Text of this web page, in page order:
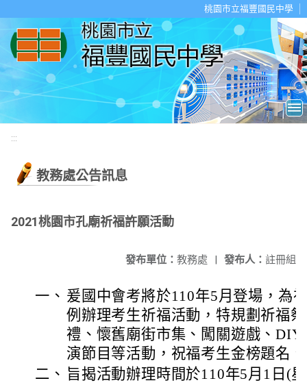
桃園市立福豐國民中學
:::
教務處公告訊息
2021桃園市孔廟祈福許願活動
發布人： 註冊組
發布單位： 教務處 |
一、 爰國中會考將於110年5月登場，為
例辦理考生祈福活動，特規劃祈福
禮、懷舊廟街市集、闖關遊戲、
演節目等活動，祝福考生金榜題名
二、 旨揭活動辦理時間於110年5月1日(